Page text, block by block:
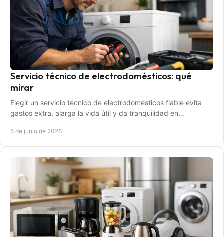
Servicio técnico de electrodomésticos: qué
mirar
Elegir un servicio técnico de electrodomésticos fiable evita
gastos extra, alarga la vida útil y da tranquilidad en
6 de junio de 2026